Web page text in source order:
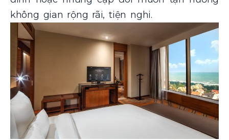
không gian rộng rãi, tiện nghi.